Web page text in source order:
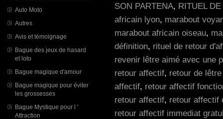
Auto Moto
Autres
Avis et témoignage
Bague des jeux de hasard
et loto
Bague magique d'amour
Bague magique pour éviter
les grossesses
Bague Mystique pour l '
Attraction
SON PARTENA, RITUEL
africain lyon, marabout
marabout africain oiseau,
définition, rituel de retour
revenir lêtre aimé avec une
retour affectif, retour de
affectif, retour affectif
retour affectif, retour affectif
retour affectif immediat